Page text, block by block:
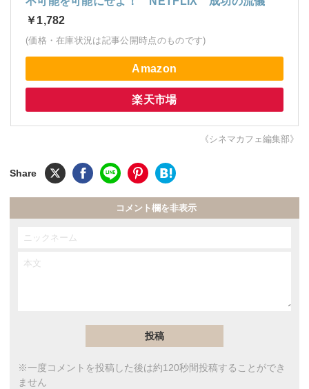
￥1,782
(価格・在庫状況は記事公開時点のものです)
Amazon
楽天市場
《シネマカフェ編集部》
コメント欄を非表示
※一度コメントを投稿した後は約120秒間投稿することができ
ません